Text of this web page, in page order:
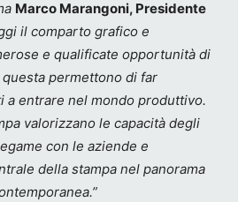
Marco Marangoni, Presidente
il comparto grafico e
e qualificate opportunità di
permettono di far
a entrare nel mondo produttivo.
valorizzano le capacità degli
con le aziende e
della stampa nel panorama